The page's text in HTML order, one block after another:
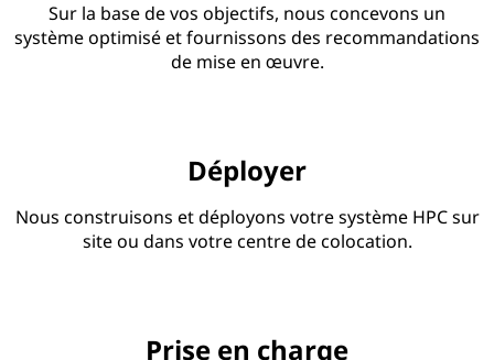
Sur la base de vos objectifs, nous concevons un
système optimisé et fournissons des recommandations
de mise en œuvre.
Déployer
Nous construisons et déployons votre système HPC sur
site ou dans votre centre de colocation.
Prise en charge